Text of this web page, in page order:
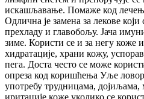
искашљавање. Помаже код
Одлична је замена за лекове који
прехладу и главобољу. Јача
зиме. Користи се и за негу коже
хидратације, храни кожу,
пега. Доста често се може
опреза код коришћења Уље
употребу трудницама,